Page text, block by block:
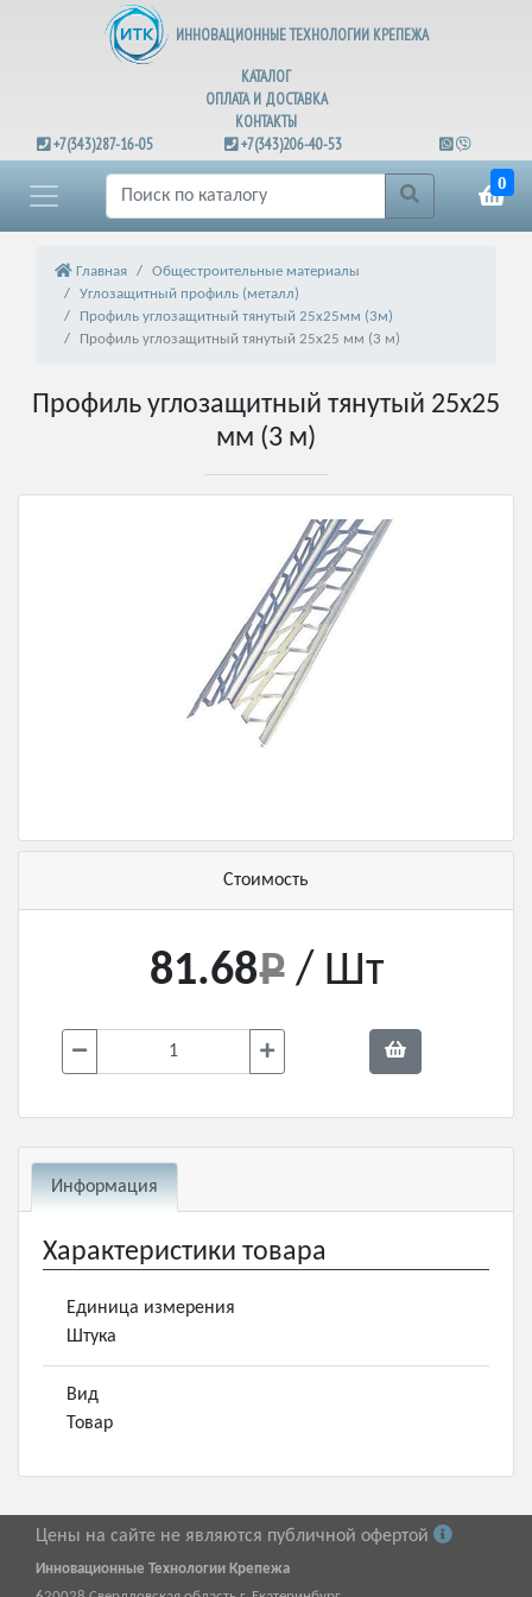
ИННОВАЦИОННЫЕ ТЕХНОЛОГИИ КРЕПЕЖА
КАТАЛОГ
ОПЛАТА И ДОСТАВКА
КОНТАКТЫ
+7(343)287-16-05
+7(343)206-40-53
0
Главная
Общестроительные материалы
Углозащитный профиль (металл)
Профиль углозащитный тянутый 25х25мм (3м)
Профиль углозащитный тянутый 25х25 мм (3 м)
Профиль углозащитный тянутый 25х25
мм (3 м)
Стоимость
81.68 / Шт
Информация
Характеристики товара
Единица измерения
Штука
Вид
Товар
Цены на сайте не являются публичной офертой
Инновационные Технологии Крепежа